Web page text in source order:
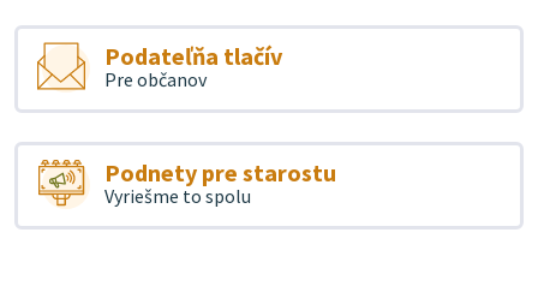
Podateľňa tlačív
Pre občanov
Podnety pre starostu
Vyriešme to spolu